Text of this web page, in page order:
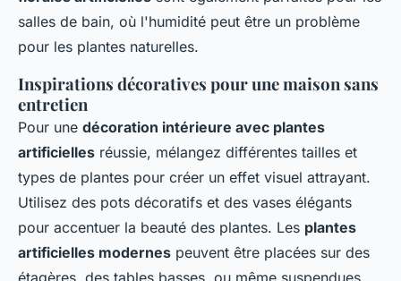
salles de bain, où l'humidité peut être un problème
pour les plantes naturelles.
Inspirations décoratives pour une maison sans
entretien
Pour une décoration intérieure avec plantes
artificielles réussie, mélangez différentes tailles et
types de plantes pour créer un effet visuel attrayant.
Utilisez des pots décoratifs et des vases élégants
pour accentuer la beauté des plantes. Les plantes
artificielles modernes peuvent être placées sur des